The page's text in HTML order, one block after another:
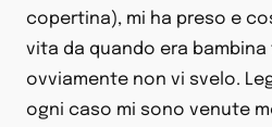
copertina), mi ha preso e
vita da quando era
ovviamente non vi svelo.
ogni caso mi sono venute